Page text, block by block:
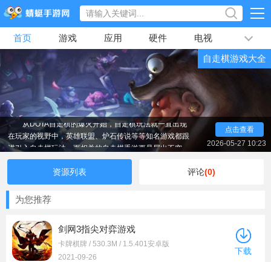
首页 游戏 应用 硬件 电视 排行榜
专题 视频 最新 自走棋游戏大全
从DOTA自走棋的爆火开始，自走棋玩法就一直出现
在玩家的视野中，英雄联盟、炉石传说等等知名游戏都跟
进引入自走棋玩法，而相关的自走棋手游更是层出不穷，
自走棋玩法随机、刺激、轻松、节目效果好、上手快、操
作方便深受广大玩家的喜爱；在本页面下整理了大量的自
走棋手游，大家快来看看吧。
点击查看
2026-05-27 10:23
资源列表 评论(0)
为您推荐
剑网3指尖对弈游戏
卡牌棋牌 / 530.3M / 1.5.401安卓版
2021-09-26
下载